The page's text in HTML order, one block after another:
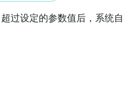
过设定的参数值后，系统自